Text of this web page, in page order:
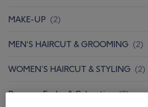
MAKE-UP (2)
MEN‘S HAIRCUT & GROOMING (2)
WOMEN’S HAIRCUT & STYLING (2)
Damen - Farbe & Coloration (2)